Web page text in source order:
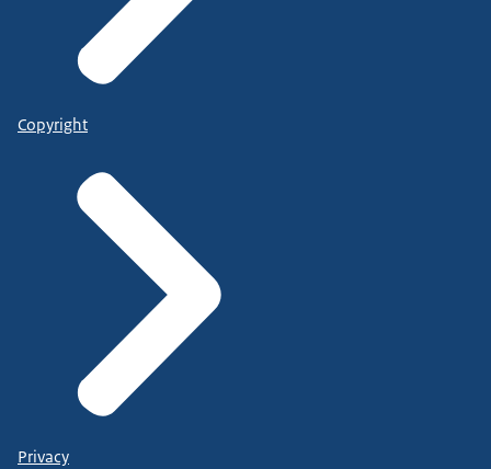
Copyright
Privacy